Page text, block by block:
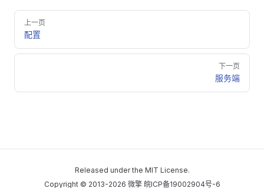
Pager
上一页
配置
下一页
服务端
Released under the MIT License.
Copyright © 2013-2026 微擎 皖ICP备19002904号-6